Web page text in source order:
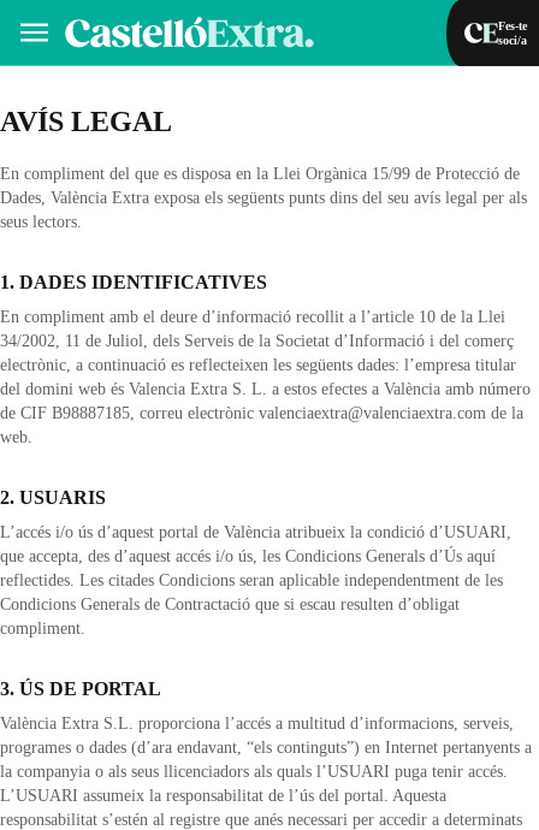
Fes-te
soci/a
AVÍS LEGAL
En compliment del que es disposa en la Llei Orgànica 15/99 de Protecció de
Dades, València Extra exposa els següents punts dins del seu avís legal per als
seus lectors.
1. DADES IDENTIFICATIVES
En compliment amb el deure d’informació recollit a l’article 10 de la Llei
34/2002, 11 de Juliol, dels Serveis de la Societat d’Informació i del comerç
electrònic, a continuació es reflecteixen les següents dades: l’empresa titular
del domini web és Valencia Extra S. L. a estos efectes a València amb número
de CIF B98887185, correu electrònic valenciaextra@valenciaextra.com de la
web.
2. USUARIS
L’accés i/o ús d’aquest portal de València atribueix la condició d’USUARI,
que accepta, des d’aquest accés i/o ús, les Condicions Generals d’Ús aquí
reflectides. Les citades Condicions seran aplicable independentment de les
Condicions Generals de Contractació que si escau resulten d’obligat
compliment.
3. ÚS DE PORTAL
València Extra S.L. proporciona l’accés a multitud d’informacions, serveis,
programes o dades (d’ara endavant, “els continguts”) en Internet pertanyents a
la companyia o als seus llicenciadors als quals l’USUARI puga tenir accés.
L’USUARI assumeix la responsabilitat de l’ús del portal. Aquesta
responsabilitat s’estén al registre que anés necessari per accedir a determinats